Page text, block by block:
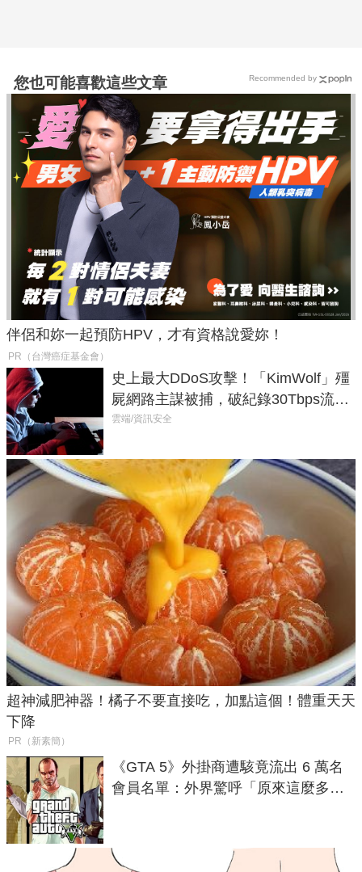
您也可能喜歡這些文章
伴侶和妳一起預防HPV，才有資格說愛妳！
PR（台灣癌症基金會）
史上最大DDoS攻擊！「KimWolf」殭
屍網路主謀被捕，破紀錄30Tbps流量
癱瘓全球！
雲端/資訊安全
超神減肥神器！橘子不要直接吃，加點這個！體重天天
下降
PR（新素簡）
《GTA 5》外掛商遭駭竟流出 6 萬名
會員名單：外界驚呼「原來這麼多人
Recommended by